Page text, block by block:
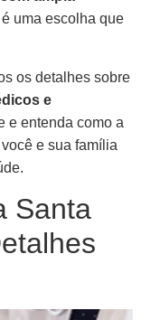
uma escolha que
os detalhes sobre
e
e entenda como a
e sua família
Santa